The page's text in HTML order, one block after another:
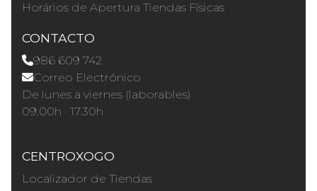
Horários de Apertura Tiendas Físicas
CONTACTO
986 609 742
Correo Electrónico
De lunes a viernes (laborables)
09.00h · 17.30h
CENTROXOGO
Localizador de Tiendas